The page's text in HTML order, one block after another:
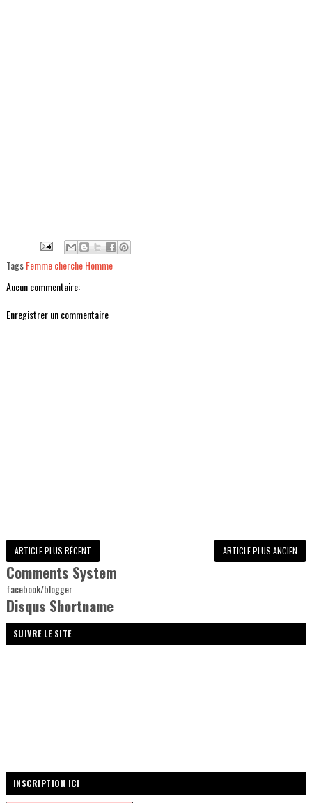
TagsFemme cherche Homme
Aucun commentaire:
Enregistrer un commentaire
ARTICLE PLUS RÉCENT ARTICLE PLUS ANCIEN
Comments System
facebook/blogger
Disqus Shortname
SUIVRE LE SITE
INSCRIPTION ICI